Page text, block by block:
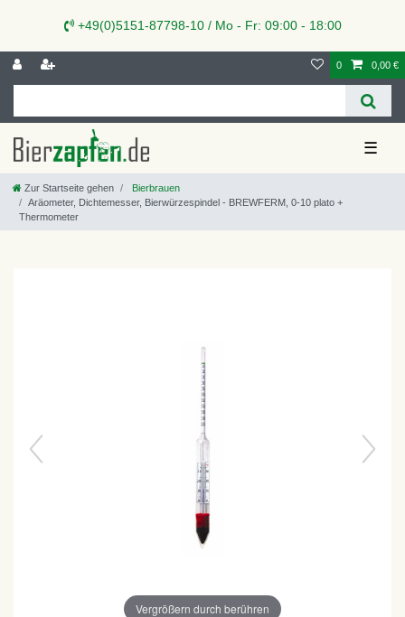
+49(0)5151-87798-10 / Mo - Fr: 09:00 - 18:00
0 0,00 €
☰
Zur Startseite gehen
Bierbrauen
Aräometer, Dichtemesser, Bierwürzespindel - BREWFERM, 0-10 plato +
Thermometer
Vergrößern durch berühren